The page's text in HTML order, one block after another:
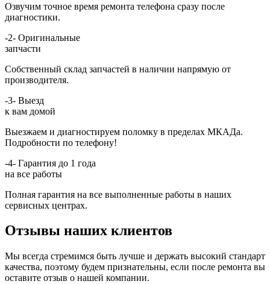
Озвучим точное время ремонта телефона сразу после
диагностики.
-2- Оригинальные
запчасти
Собственный склад запчастей в наличии напрямую от
производителя.
-3- Выезд
к вам домой
Выезжаем и диагностируем поломку в пределах МКАДа.
Подробности по телефону!
-4- Гарантия до 1 года
на все работы
Полная гарантия на все выполненные работы в наших
сервисных центрах.
Отзывы наших клиентов
Мы всегда стремимся быть лучше и держать высокий стандарт
качества, поэтому будем признательны, если после ремонта вы
оставите отзыв о нашей компании.